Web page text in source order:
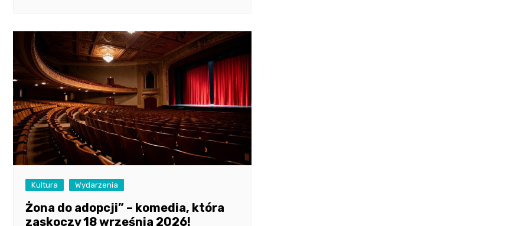
Kultura Wydarzenia
Żona do adopcji” – komedia, która
zaskoczy 18 września 2026!